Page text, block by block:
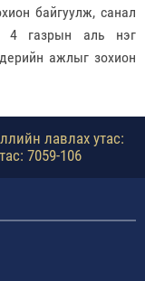
байгуулж, санал
4 газрын аль нэг
ажлыг зохион
лавлах утас:
7059-106